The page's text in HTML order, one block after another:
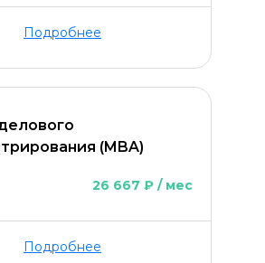
Подробнее
(MBA)
26 667 ₽ / мес
Подробнее